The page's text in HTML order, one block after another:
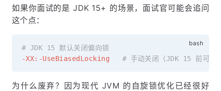
如果你面试的是 JDK 15+ 的场景，面试官可能会追问
这个点：
# JDK 15 默认关闭偏向锁
-XX:-UseBiasedLocking
# 手动关闭（JDK 15 前可用
为什么废弃？因为现代 JVM 的自旋锁优化已经很好